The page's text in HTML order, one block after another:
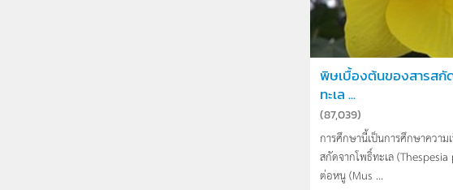
พิษเบื้องต้นของสารสกั
ทะเล ...
(87,039)
การศึกษานี้เป็นการศึกษาความ
สกัดจากโพธิ์ทะเล
ต่อหนู (Mus ...